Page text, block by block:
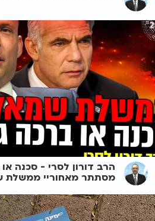
הרב דורון לסרי - סכנה
מסתתר מאחוריי ממשלת